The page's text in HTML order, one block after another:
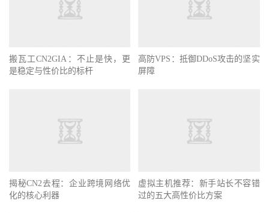
搬瓦工CN2GIA：不止是快，更
是稳定与性价比的标杆
高防VPS：抵御DDoS攻击的坚实
屏障
揭秘CN2去程：企业跨境网络优
化的核心利器
虚拟主机推荐：新手站长不容错
过的五大高性价比方案